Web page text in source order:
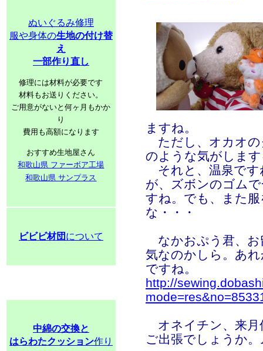
ぬいぐるみ修理
服や身体の生地の付け替
え
一部作り直し
修理には材料が必要です
材料もお送りください。
ご用意がないと何ヶ月もかか
り
費用も高額になります
おすすめ生地屋さん
和歌山県 ファーボア工場
和歌山県 サンプラス
ビビビ材団 について
中綿の交換と
はらわたクッション作り
ますね。
ただし、オカオの
のような気がしま
それと、温泉です
が、ズボンのゴム
すね。でも、また
な・・・
なかおぷう君、
気なのかしら。あ
ですね。
http://
オネイチン、来月
ご出張でしょうか